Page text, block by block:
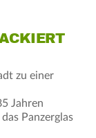
zu einer
Jahren
Panzerglas